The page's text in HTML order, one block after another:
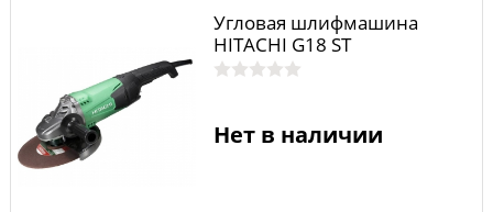
Угловая шлифмашина
HITACHI G18 ST
Нет в наличии